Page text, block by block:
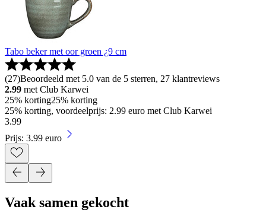
Tabo beker met oor groen ¿9 cm
(27)Beoordeeld met 5.0 van de 5 sterren, 27 klantreviews
2.99 met Club Karwei
25% korting25% korting
25% korting, voordeelprijs: 2.99 euro met Club Karwei
3.99
Prijs: 3.99 euro
Vaak samen gekocht